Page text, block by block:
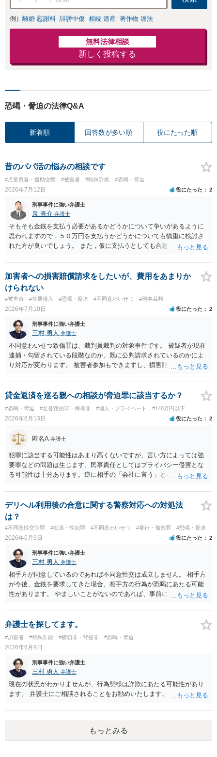
例） 離婚 慰謝料 誹謗中傷 相続 遺産 著作物 違法
無料法律相談
新しく投稿する
恐喝・脅迫の法律Q&A
新着順 回答数が多い順 役にたった順
昔のパパ活の悩みの相談です
#児童買春・援助交際 #被害者 #特殊詐欺 #恐喝・脅迫
2026年7月12日 役にたった 2
刑事事件に強い弁護士
泉 亮介 弁護士
そもそも金銭を支払う必要があるかどうかについて争いがあるように
思われますので，５０万円を支払うかどうかについても慎重に検討さ
れた方が良いでしょう。 また，仮に支払うとしても合意書を交わし，
面を作成したうえで支払いをする必要があるでしょう。 一度弁護士に
相談をされた方が良いかと思われます。
加害者への損害賠償請求をしたいが、費用をあまりか
けられない
#被害者 #住居侵入 #恐喝・脅迫 #不同意わいせつ #刑事裁判
2026年7月10日 役にたった 2
刑事事件に強い弁護士
三村 勇人 弁護士
不同意わいせつ致傷罪は、裁判員裁判の対象事件です。 被疑者が現在
逮捕・勾留されている段階なのか、既に公判請求されているのかによ
り対応が変わります。 被害者参加もできますし、損害賠償命令制度も
第三者を保証人とする内容で債務名義を取得できるの、まずは刑事和
解を検討します。 弁護士に依頼せず、ご自身で手続きを進めることは
できますが、経験上うまくいった例をみたことがありません。 弁護士
へご相談されることをお勧めはいたします。 ※余談ですが、被害者通
知を依頼すると現在の検察庁での捜査進行や公判期日を知ることがで
きますので、送致後であれば検察庁に電話してみてください。
貸金返済を巡る親への相談が脅迫罪に該当するか？
#恐喝・脅迫 #名誉毀損罪・侮辱罪 #個人・プライベート #140万円以下
2026年6月13日 役にたった 2
匿名A 弁護士
犯罪に該当する可能性はあまり高くないですが、言い方によっては強
要罪などの問題は生じます。民事責任としてはプライバシー侵害とな
る可能性は十分あります。逆に相手の「会社に言う」という発言は脅
（双方の主張ともに取り合わない）でしょう。 返済がなされないので
あれば訴訟や支払督促など法的措置を取るべきというのが法律相談と
しての模範解答となります。「親に言う」という行為が犯罪に該当し
ないとしても、本件のように余計なトラブルを招き、相手が反発して
任意の返済が期待できなくなり、事情によっては不法行為を主張され
て事実上相殺（減額）となってしまうリスクもあり、何の得にもなり
ません。
デリヘル利用後の合意に関する警察対応への対処法
は？
#不同意性交等罪 #痴漢・性犯罪 #不同意わいせつ #暴行・傷害罪 #恐喝・脅迫
2026年6月9日 役にたった 2
刑事事件に強い弁護士
三村 勇人 弁護士
相手方が同意しているのであれば不同意性交は成立しません。 相手方
が今後、金銭を要求してきた場合、相手方の行為が恐喝にあたる可能
性があります。 やましいことがないのであれば、事前に警察に相談す
弁護士を探してます。
#加害者 #特殊詐欺 #横領罪・背任罪 #恐喝・脅迫
2026年6月9日
刑事事件に強い弁護士
三村 勇人 弁護士
現在の状況がわかりませんが、行為態様は詐欺にあたる可能性があり
ます。 弁護士にご相談されることをお勧めいたします。
もっとみる